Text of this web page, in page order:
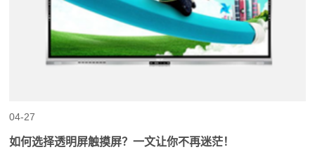
04-27
如何选择透明屏触摸屏？一文让你不再迷茫！